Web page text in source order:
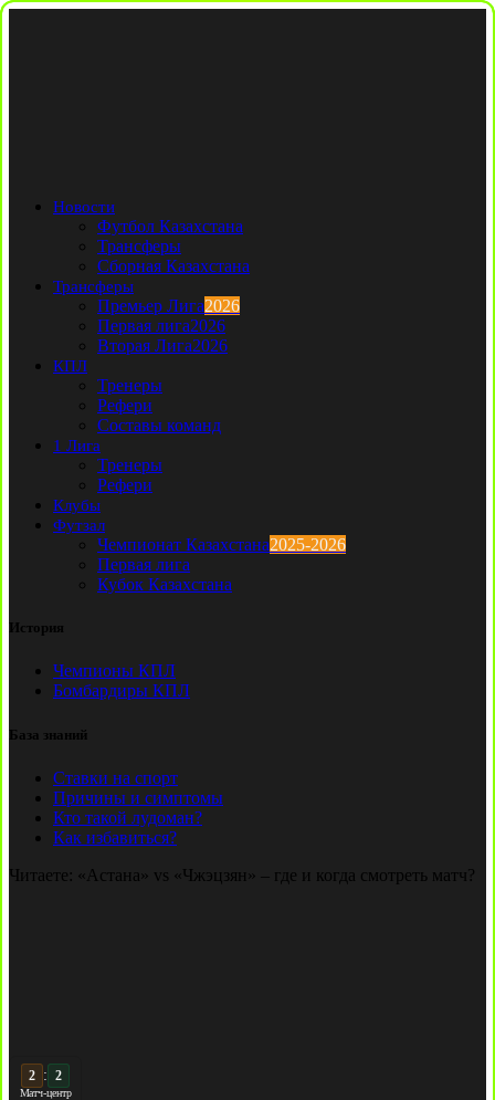
Новости
Футбол Казахстана
Трансферы
Сборная Казахстана
Трансферы
Премьер Лига2026
Первая лига2026
Вторая Лига2026
КПЛ
Тренеры
Рефери
Составы команд
1 Лига
Тренеры
Рефери
Клубы
Футзал
Чемпионат Казахстана2025-2026
Первая лига
Кубок Казахстана
История
Чемпионы КПЛ
Бомбардиры КПЛ
База знаний
Ставки на спорт
Причины и симптомы
Кто такой лудоман?
Как избавиться?
Читаете: «Астана» vs «Чжэцзян» – где и когда смотреть матч?
3 : 3
Матч-центр